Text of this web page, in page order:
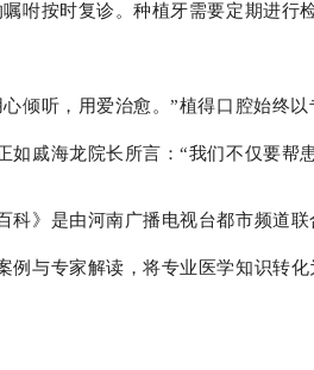
咐按时复诊。种植牙需要定期进
倾听，用爱治愈。”植得口腔始终
如戚海龙院长所言：“我们不仅要
科》是由河南广播电视台都市频道
例与专家解读，将专业医学知识转